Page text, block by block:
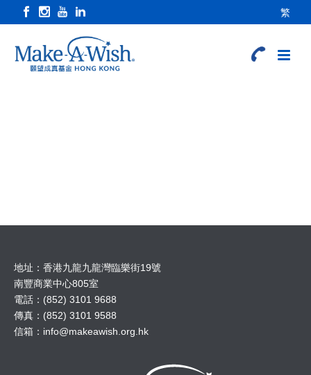
繁
地址：香港九龍九龍灣臨樂街19號
南豐商業中心805室
電話：(852) 3101 9688
傳真：(852) 3101 9588
信箱： info@makeawish.org.hk